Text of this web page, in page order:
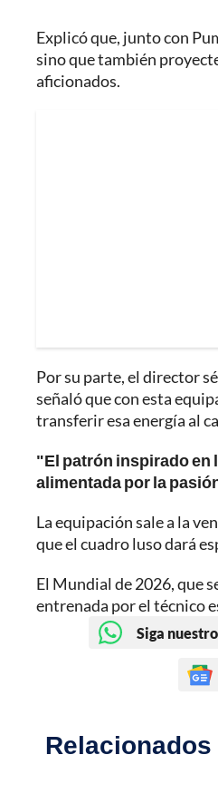
Explicó que, junto con
sino que también
aficionados.
Por su parte, el director
señaló que con esta
transferir esa energía al
"El patrón inspirado en
alimentada por la
La equipación sale a la
que el cuadro luso dará
El Mundial de 2026, que
entrenada por el técnico
Siga
Relacionados